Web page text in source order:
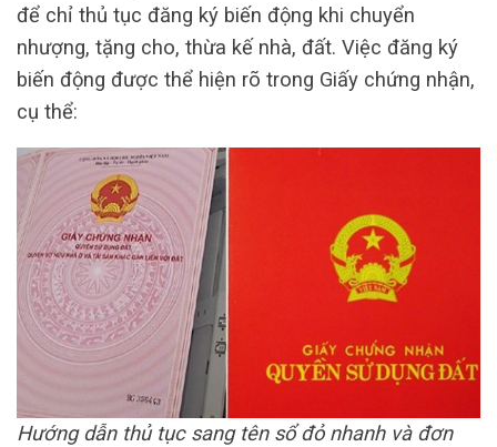
để chỉ thủ tục đăng ký biến động khi chuyển
nhượng, tặng cho, thừa kế nhà, đất. Việc đăng ký
biến động được thể hiện rõ trong Giấy chứng nhận,
cụ thể:
Hướng dẫn thủ tục sang tên sổ đỏ nhanh và đơn